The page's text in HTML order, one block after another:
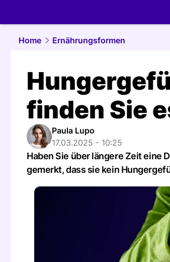
Home
Ernährungsformen
finden Sie
Paula Lupo
17.03.2025 - 10:25
Haben Sie über längere Zeit eine
gemerkt, dass sie kein